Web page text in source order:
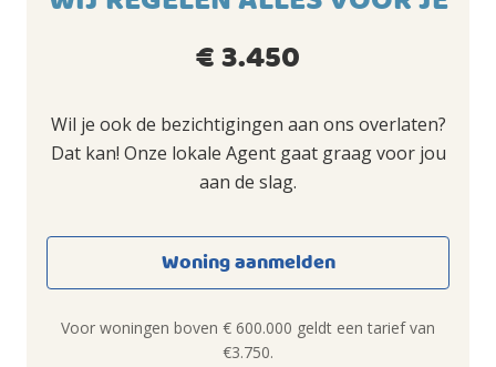
€ 3.450
Wil je ook de bezichtigingen aan ons overlaten?
Dat kan! Onze lokale Agent gaat graag voor jou
aan de slag.
Woning aanmelden
Voor woningen boven € 600.000 geldt een tarief van
€3.750.